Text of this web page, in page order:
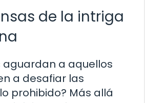
de la intriga
aguardan a aquellos
a desafiar las
prohibido? Más allá